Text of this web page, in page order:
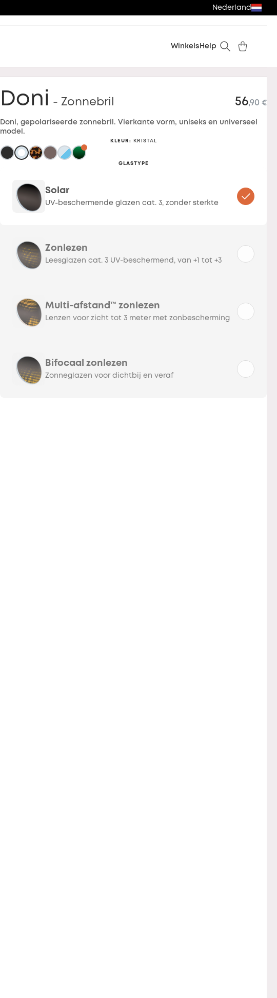
Nederland
Winkels Help
Doni - Zonnebril 56,90 €
Doni, gepolariseerde zonnebril. Vierkante vorm, uniseks en universeel
model.
KLEUR : KRISTAL
GLASTYPE
Solar
UV-beschermende glazen cat. 3, zonder sterkte
Zonlezen
Leesglazen cat. 3 UV-beschermend, van +1 tot +3
Multi-afstand™ zonlezen
Lenzen voor zicht tot 3 meter met zonbescherming
Bifocaal zonlezen
Zonneglazen voor dichtbij en veraf